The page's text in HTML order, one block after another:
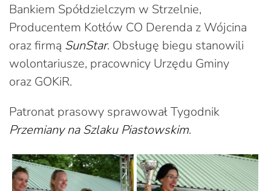
Bankiem Spółdzielczym w Strzelnie,
Producentem Kotłów CO Derenda z Wójcina
oraz firmą SunStar. Obsługę biegu stanowili
wolontariusze, pracownicy Urzędu Gminy
oraz GOKiR.
Patronat prasowy sprawował Tygodnik
Przemiany na Szlaku Piastowskim.